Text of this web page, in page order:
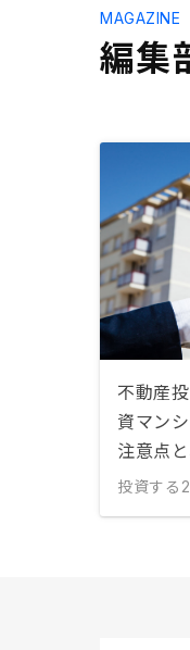
編集
MAGAZINE
不動産
資マン
注意点
投資する